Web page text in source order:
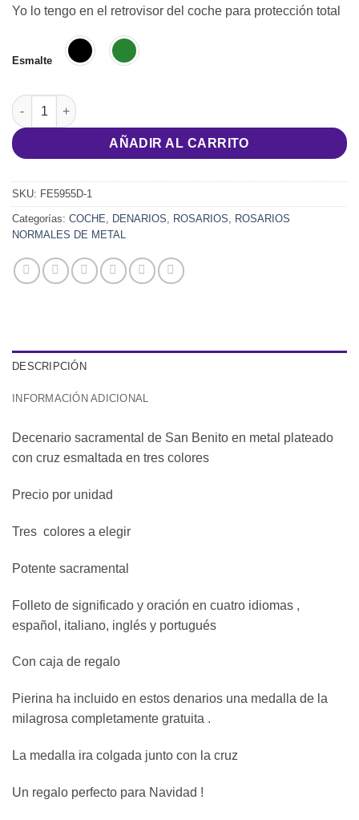
Yo lo tengo en el retrovisor del coche para protección total
Esmalte
Decenario sacramental de San Benito en varios colores - LOS
AÑADIR AL CARRITO
SKU: FE5955D-1
Categorías: COCHE, DENARIOS, ROSARIOS, ROSARIOS
NORMALES DE METAL
DESCRIPCIÓN
INFORMACIÓN ADICIONAL
Decenario sacramental de San Benito en metal plateado
con cruz esmaltada en tres colores
Precio por unidad
Tres colores a elegir
Potente sacramental
Folleto de significado y oración en cuatro idiomas ,
español, italiano, inglés y portugués
Con caja de regalo
Pierina ha incluido en estos denarios una medalla de la
milagrosa completamente gratuita .
La medalla ira colgada junto con la cruz
Un regalo perfecto para Navidad !